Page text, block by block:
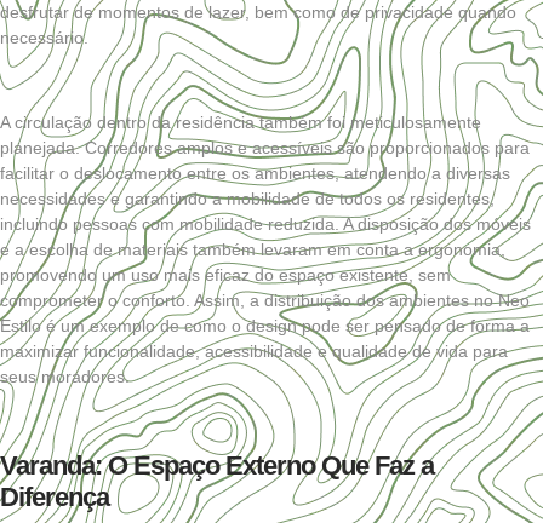
desfrutar de momentos de lazer, bem como de privacidade quando
necessário.
A circulação dentro da residência também foi meticulosamente
planejada. Corredores amplos e acessíveis são proporcionados para
facilitar o deslocamento entre os ambientes, atendendo a diversas
necessidades e garantindo a mobilidade de todos os residentes,
incluindo pessoas com mobilidade reduzida. A disposição dos móveis
e a escolha de materiais também levaram em conta a ergonomia,
promovendo um uso mais eficaz do espaço existente, sem
comprometer o conforto. Assim, a distribuição dos ambientes no Neo
Estilo é um exemplo de como o design pode ser pensado de forma a
maximizar funcionalidade, acessibilidade e qualidade de vida para
seus moradores.
Varanda: O Espaço Externo Que Faz a
Diferença